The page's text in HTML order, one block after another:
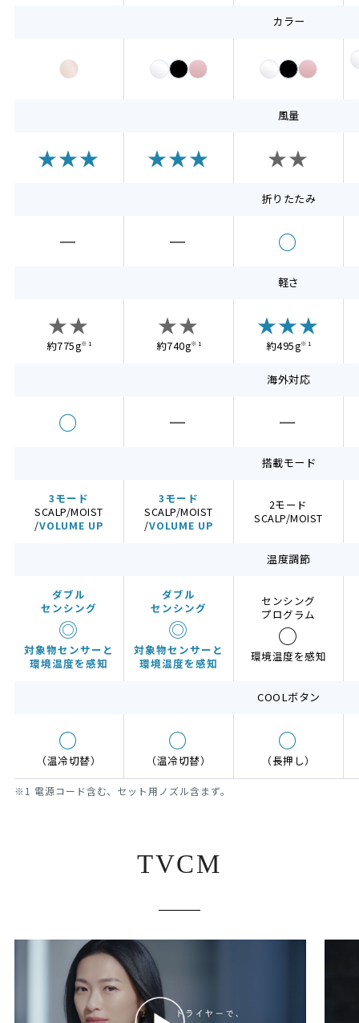
カラー
風量
★★★ ★★★ ★★
折りたたみ
ー ー ○
軽さ
★★
約775g※1
★★
約740g※1
★★★
約495g※1
海外対応
○ ー ー
搭載モード
3モード
SCALP/MOIST
/VOLUME UP
3モード
SCALP/MOIST
/VOLUME UP
2モード
SCALP/MOIST
温度調節
ダブル
センシング
◎
対象物センサーと
環境温度を感知
ダブル
センシング
◎
対象物センサーと
環境温度を感知
センシング
プログラム
○
環境温度を感知
COOLボタン
○
（温冷切替）
○
（温冷切替）
○
（長押し）
※1 電源コード含む、セット用ノズル含まず。
TVCM